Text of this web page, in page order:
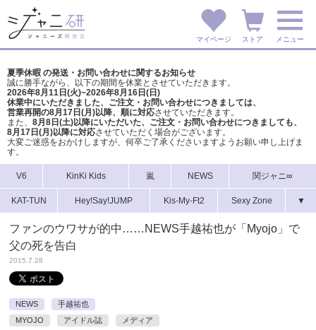
マイページ ストア メニュー
夏季休暇 の発送・お問い合わせに関するお知らせ
誠に勝手ながら、以下の期間を休業とさせていただきます。
2026年8月11日(火)~2026年8月16日(日)
休業中にいただきました、ご注文・お問い合わせにつきましては、
営業再開の8月17日(月)以降、順に対応させていただきます。
また、 8月8日(土)以降にいただいた、ご注文・ お問い合わせにつきましても、
8月17日(月)以降に対応させていただく場合がございます。
大変ご迷惑をおかけしますが、 何卒ご了承くださいますようお願い申し上げま
す。
V6 KinKi Kids 嵐 NEWS 関ジャニ∞
KAT-TUN Hey!Say!JUMP Kis-My-Ft2 Sexy Zone ▼
ファンのウワサが的中……NEWS手越祐也が「Myojo」で
父の死を告白
2015.7.28
NEWS
手越祐也
MYOJO
アイドル誌 メディア